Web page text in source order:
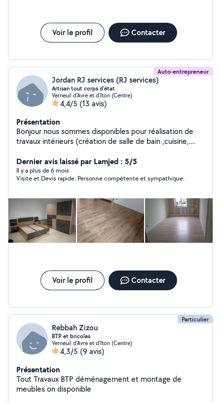
Voir le profil Contacter
Auto-entrepreneur
Jordan RJ services (RJ services)
Artisan tout corps d'état
Verneuil d'Avre et d'Iton (Centre)
4,4/5 (13 avis)
Présentation
Bonjour nous sommes disponibles pour réalisation de
travaux intérieurs (création de salle de bain ,cuisine,
etc...) travaux extérieurs entretien création parc et
jardin N'hésitez pas à nous contacter Devis rapide Rj
services
Dernier avis laissé par Lamjed : 5/5
Il y a plus de 6 mois
Visite et Devis rapide. Personne compétente et sympathique.
Voir le profil Contacter
Particulier
Rebbah Zizou
BTP et bricoles
Verneuil d'Avre et d'Iton (Centre)
4,3/5 (9 avis)
Présentation
Tout Travaux BTP déménagement et montage de
meubles on disponible